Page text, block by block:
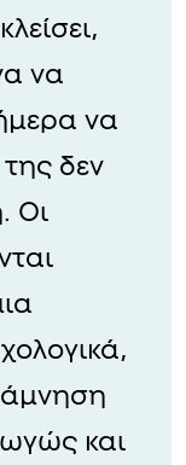
να
να
δεν
Οι
και